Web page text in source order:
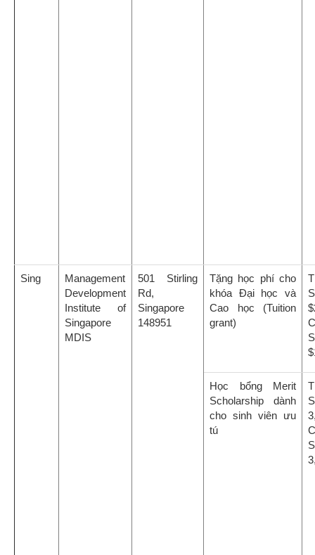
Sing
Management
Development
Institute of
Singapore
MDIS
501 Stirling
Rd,
Singapore
148951
Tặng học phí cho
khóa Đại học và
Cao học (Tuition
grant)
Học bổng Merit
Scholarship dành
cho sinh viên ưu
tú